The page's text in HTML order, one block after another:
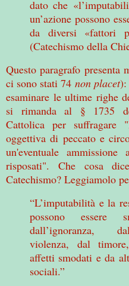
dato che
un’azione possono
da diversi «fattori
(Catechismo della
Questo paragrafo
ci sono stati 74 non placet):
esaminare le ultime righe
si rimanda al § 1735
Cattolica per suffragare
oggettiva di peccato e
un'eventuale
risposati". Che cosa
Catechismo? Leggiamolo
“L’imputabilità e la
possono essere
dall’ignoranza,
violenza, dal
affetti smodati e da
sociali.”